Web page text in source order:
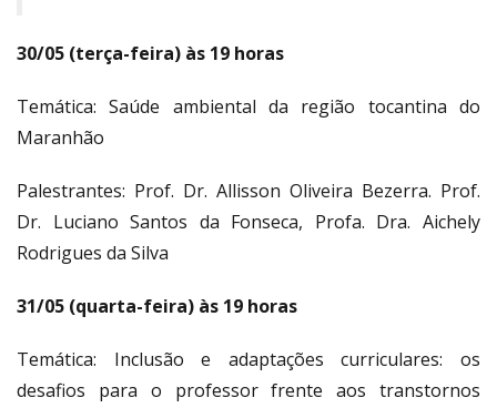
30/05 (terça-feira) às 19 horas
Temática: Saúde ambiental da região tocantina do
Maranhão
Palestrantes: Prof. Dr. Allisson Oliveira Bezerra. Prof.
Dr. Luciano Santos da Fonseca, Profa. Dra. Aichely
Rodrigues da Silva
31/05 (quarta-feira) às 19 horas
Temática: Inclusão e adaptações curriculares: os
desafios para o professor frente aos transtornos